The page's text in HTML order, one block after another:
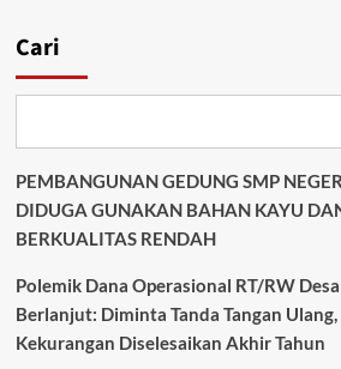
Cari
PEMBANGUNAN GEDUNG SMP
DIDUGA GUNAKAN BAHAN KAYU
BERKUALITAS RENDAH
Polemik Dana Operasional RT/RW
Berlanjut: Diminta Tanda Tangan Ulang,
Kekurangan Diselesaikan Akhir Tahun